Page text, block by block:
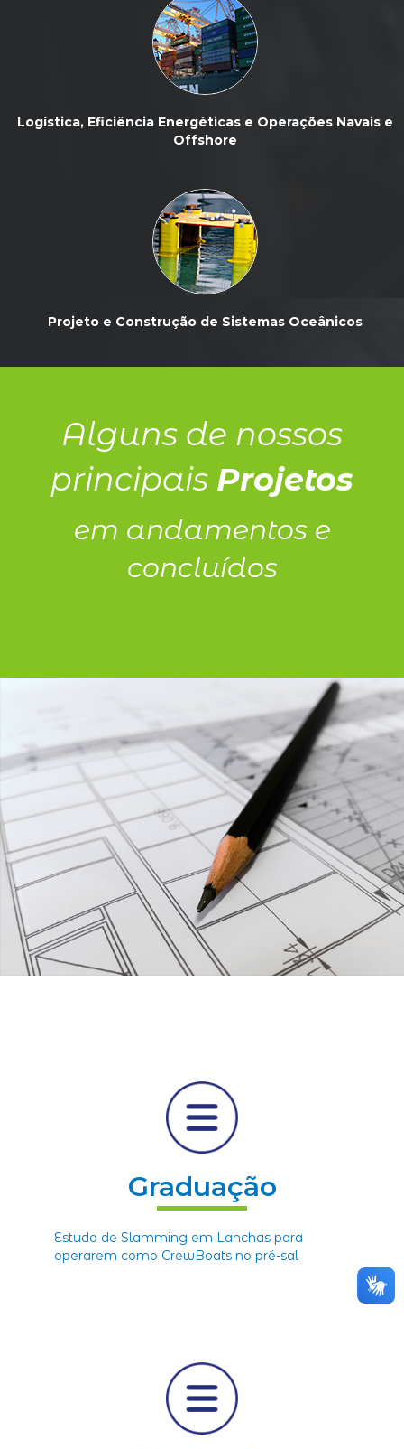
Logística, Eficiência Energéticas e Operações Navais e
Offshore
Projeto e Construção de Sistemas Oceânicos
Alguns de nossos
principais Projetos
em andamentos e
concluídos
Graduação
Estudo de Slamming em Lanchas para
operarem como CrewBoats no pré-sal